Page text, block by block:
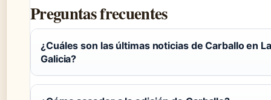
Preguntas frecuentes
¿Cuáles son las últimas noticias de Carballo en
Galicia?